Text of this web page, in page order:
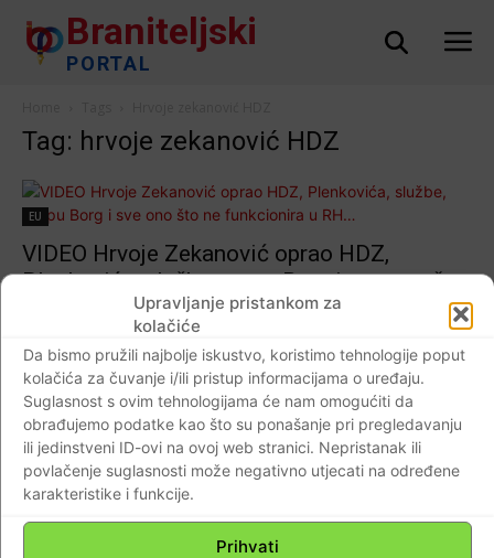
Upravljanje pristankom za
kolačiće
Da bismo pružili najbolje iskustvo, koristimo tehnologije poput
kolačića za čuvanje i/ili pristup informacijama o uređaju.
Suglasnost s ovim tehnologijama će nam omogućiti da
obrađujemo podatke kao što su ponašanje pri pregledavanju
ili jedinstveni ID-ovi na ovoj web stranici. Nepristanak ili
povlačenje suglasnosti može negativno utjecati na određene
karakteristike i funkcije.
Prihvati
Braniteljski
PORTAL
Tag: hrvoje zekanović HDZ
EU
VIDEO Hrvoje Zekanović oprao HDZ,
Plenkovića, službe, grupu Borg i sve ono što
ne funkcionira u RH…
Impressum Kontaktirajte nas Pravila o privatnosti
© Newspaper WordPress Theme by TagDiv